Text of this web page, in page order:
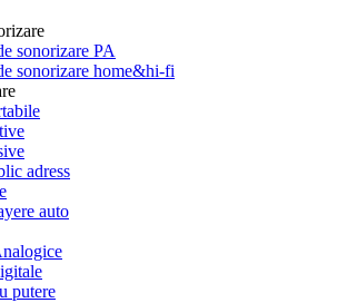
sonorizare PA
sonorizare home&hi-fi
adress
auto
putere